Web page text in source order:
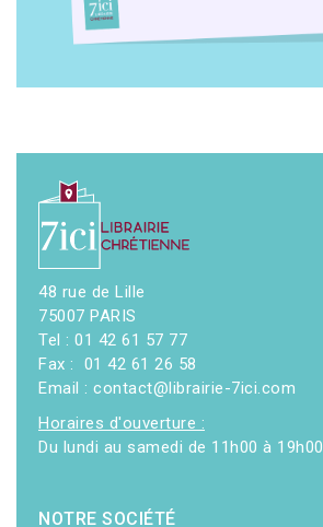
48 rue de Lille
75007 PARIS
Tel : 01 42 61 57 77
Fax : 01 42 61 26 58
Email : contact@librairie-7ici.com
Horaires d'ouverture :
Du lundi au samedi de 11h00 à 19h00
NOTRE SOCIÉTÉ